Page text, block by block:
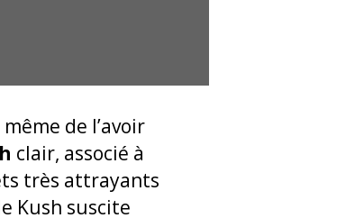
de l’avoir
clair, associé à
très attrayants
Kush suscite